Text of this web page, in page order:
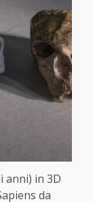
anni) in 3D
da